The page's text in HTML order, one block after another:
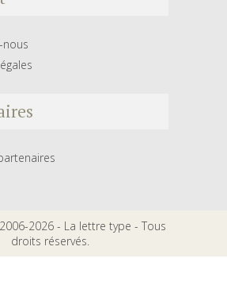
nous
2026 - La lettre type - Tous
droits réservés.